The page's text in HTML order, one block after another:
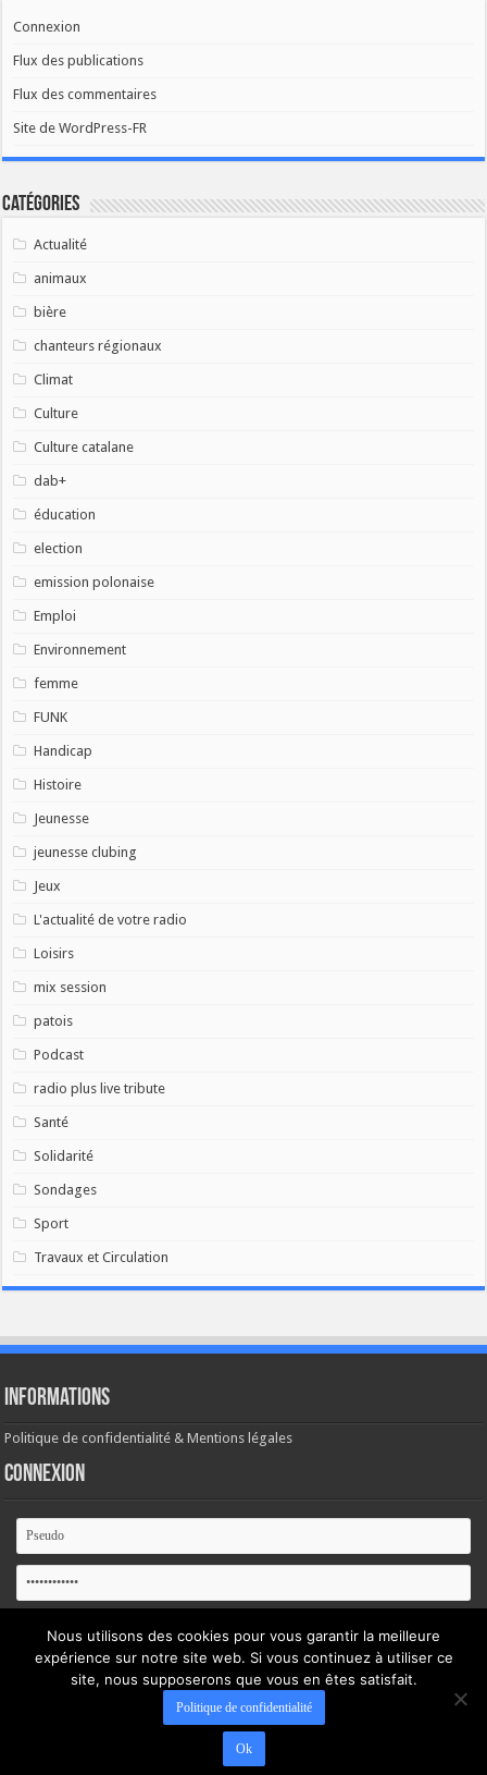
Connexion
Flux des publications
Flux des commentaires
Site de WordPress-FR
Catégories
Actualité
animaux
bière
chanteurs régionaux
Climat
Culture
Culture catalane
dab+
éducation
election
emission polonaise
Emploi
Environnement
femme
FUNK
Handicap
Histoire
Jeunesse
jeunesse clubing
Jeux
L'actualité de votre radio
Loisirs
mix session
patois
Podcast
radio plus live tribute
Santé
Solidarité
Sondages
Sport
Travaux et Circulation
Informations
Politique de confidentialité & Mentions légales
Connexion
Se souvenir de moi
Mot de passe oublié ?
Nous utilisons des cookies pour vous garantir la meilleure
expérience sur notre site web. Si vous continuez à utiliser ce
site, nous supposerons que vous en êtes satisfait.
Politique de confidentialité
Ok